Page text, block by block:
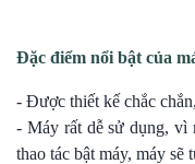
Đặc điểm nổi bật của
- Được thiết kế chắc
- Máy rất dễ sử dụng, vì
thao tác bật máy, máy